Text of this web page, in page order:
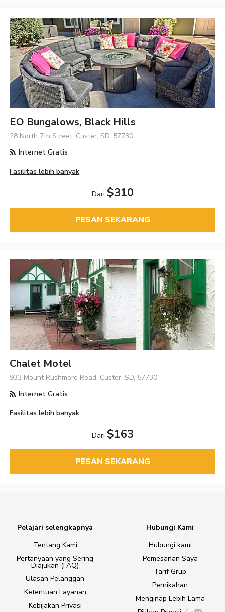
EO Bungalows, Black Hills
28 North 7th Street, Custer, SD, 57730
Internet Gratis
Fasilitas lebih banyak
Dari $310
PESAN SEKARANG
Chalet Motel
933 Mount Rushmore Road, Custer, SD, 57730
Internet Gratis
Fasilitas lebih banyak
Dari $163
PESAN SEKARANG
Pelajari selengkapnya
Tentang Kami
Pertanyaan yang Sering
Diajukan (FAQ)
Ulasan Pelanggan
Ketentuan Layanan
Kebijakan Privasi
Hubungi Kami
Hubungi kami
Pemesanan Saya
Tarif Grup
Pernikahan
Menginap Lebih Lama